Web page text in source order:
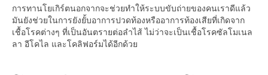
การทานโยเกิร์ตนอกจากจะช่วยทำให้ระบบขับถ่ายของคนเราดีแล้ว
มันยังช่วยในการยังยั้บอาการปวดท้องหรืออาการท้องเสียที่เกิดจาก
เชื้อโรคต่างๆ ที่เป็นอันตรายต่อลำไส้ ไม่ว่าจะเป็นเชื้อโรคซัลโมเนล
ลา อีโคไล และโคลิฟอร์มได้อีกด้วย